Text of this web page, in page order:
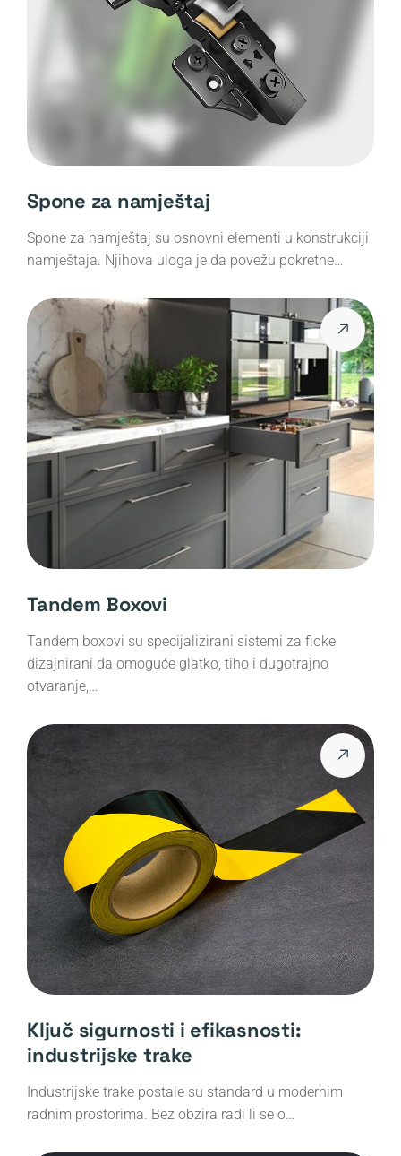
Spone za namještaj
Spone za namještaj su osnovni elementi u konstrukciji
namještaja. Njihova uloga je da povežu pokretne…
Tandem Boxovi
Tandem boxovi su specijalizirani sistemi za fioke
dizajnirani da omoguće glatko, tiho i dugotrajno
otvaranje,…
Ključ sigurnosti i efikasnosti:
industrijske trake
Industrijske trake postale su standard u modernim
radnim prostorima. Bez obzira radi li se o…